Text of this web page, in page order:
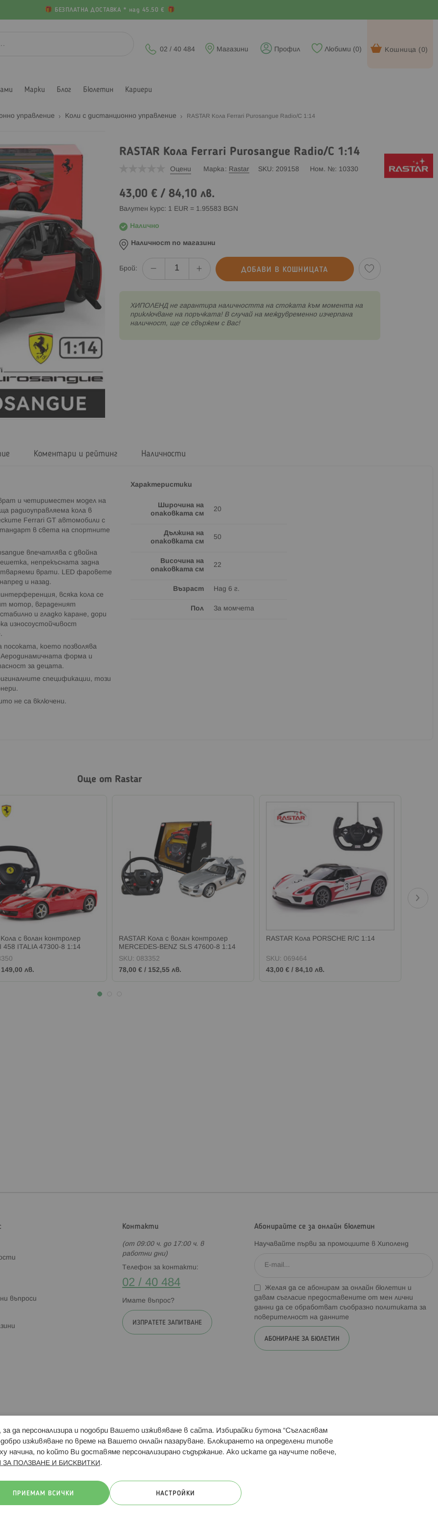
БЕЗПЛАТНА ДОСТАВКА * над 45.50 €
Кошница (0)
Любими (0)
Профил
Магазини
02 / 40 484
Марки Блог Бюлетин Кариери
управление Коли с дистанционно управление RASTAR Кола Ferrari Purosangue Radio/C 1:14
RASTAR Кола Ferrari Purosangue Radio/C 1:14
Оцени Марка Rastar SKU 209158 Ном. № 10330
43,00 €/ 84,10 лв.
Валутен курс: 1 EUR = 1.95583 BGN
Налично
Наличност по магазини
Брой: ДОБАВИ В КОШНИЦАТА
XИПОЛЕНД не гарантира наличността на стоката към момента на
приключване на поръчката! В случай на междувременно изчерпана
наличност, ще се свържем с Вас!
и четириместен модел на
радиоуправляема кола в
Ferrari GT автомобили с
в света на спортните
впечатлява с двойна
непрекъсната задна
врати. LED фаровете
и назад.
всяка кола се
мотор, вграденият
и гладко каране, дори
износоустойчивост
посоката, което позволява
форма и
за децата.
спецификации, този
не са включени.
Характеристики
Широчина на
опаковката см
20
Дължина на
опаковката см
50
Височина на
опаковката см
22
Възраст Над 6 г.
Пол За момчета
Коментари и рейтинг Наличности
Още от Rastar
Кола с волан контролер
458 ITALIA 47300-8 1:14
149,00 лв.
RASTAR Кола с волан контролер
MERCEDES-BENZ SLS 47600-8 1:14
SKU: 083352
78,00 € / 152,55 лв.
RASTAR Кола PORSCHE R/C 1:14
SKU: 069464
43,00 € / 84,10 лв.
въпроси
Контакти
(от 09:00 ч. до 17:00 ч. в
работни дни)
Телефон за контакти:
02 / 40 484
Имате въпрос?
ИЗПРАТЕТЕ ЗАПИТВАНЕ
Абонирайте се за онлайн бюлетин
Научавайте първи за промоциите в Хиполенд
Желая да се абонирам за онлайн бюлетин и
давам съгласие предоставените от мен лични
данни да се обработват съобразно политиката за
поверителност на данните
АБОНИРАНЕ ЗА БЮЛЕТИН
Свързани сайтове: Hippoland.ro Последвайте ни:
за да персонализира и подобри Вашето изживяване в сайта. Избирайки бутона “Съгласявам
изживяване по време на Вашето онлайн пазаруване. Блокирането на определени типове
начина, по който Ви доставяме персонализирано съдържание. Ако искате да научите повече,
ПОЛЗВАНЕ И БИСКВИТКИ .
ПРИЕМАМ ВСИЧКИ НАСТРОЙКИ